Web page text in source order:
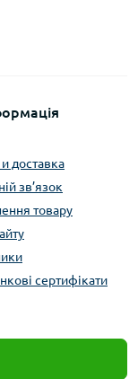
доставка
зв’язок
товару
сертифікати